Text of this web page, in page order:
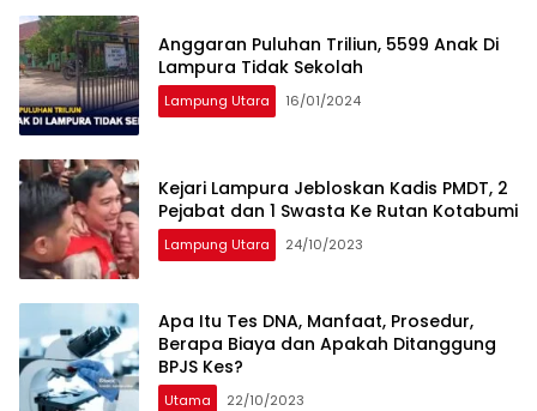
Anggaran Puluhan Triliun, 5599 Anak Di
Lampura Tidak Sekolah
Lampung Utara 16/01/2024
Kejari Lampura Jebloskan Kadis PMDT, 2
Pejabat dan 1 Swasta Ke Rutan Kotabumi
Lampung Utara 24/10/2023
Apa Itu Tes DNA, Manfaat, Prosedur,
Berapa Biaya dan Apakah Ditanggung
BPJS Kes?
Utama 22/10/2023